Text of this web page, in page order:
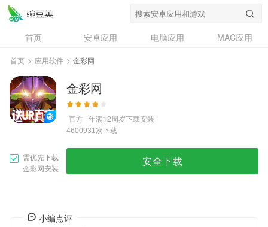
首页 安卓应用 电脑应用
MAC应用
资讯
专题
问答
首页 > 应用软件 > 金彩网
金彩网
官方 年满12周岁下载安装
4600931次下载
需优先下载
金彩网安装
安全下载
小编点评